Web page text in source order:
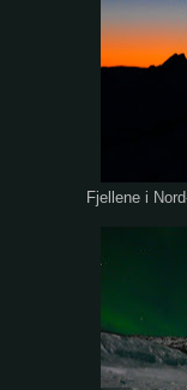
Fjellene i